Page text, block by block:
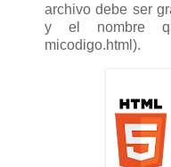
archivo debe ser
y el nombre
micodigo.html).